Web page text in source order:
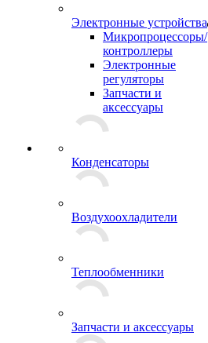
Электронные устройства
Микропроцессоры/
контроллеры
Электронные
регуляторы
Запчасти и
аксессуары
Конденсаторы
Воздухоохладители
Теплообменники
Запчасти и аксессуары